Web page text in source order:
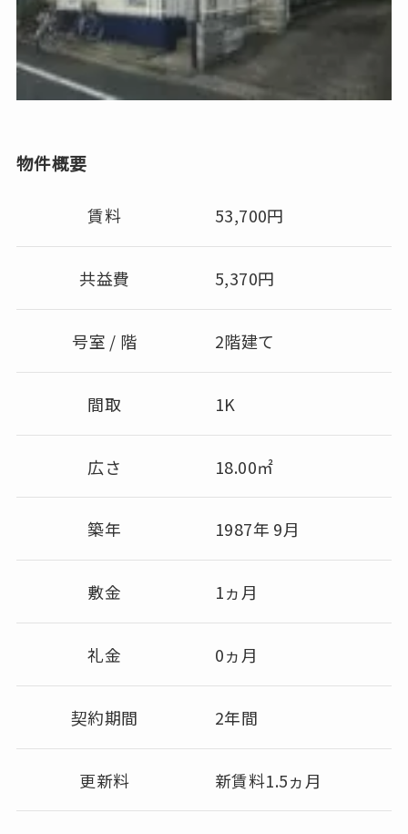
物件概要
賃料 53,700円
共益費 5,370円
号室 / 階 2階建て
間取 1K
広さ 18.00㎡
築年 1987年 9月
敷金 1ヵ月
礼金 0ヵ月
契約期間 2年間
更新料 新賃料1.5ヵ月